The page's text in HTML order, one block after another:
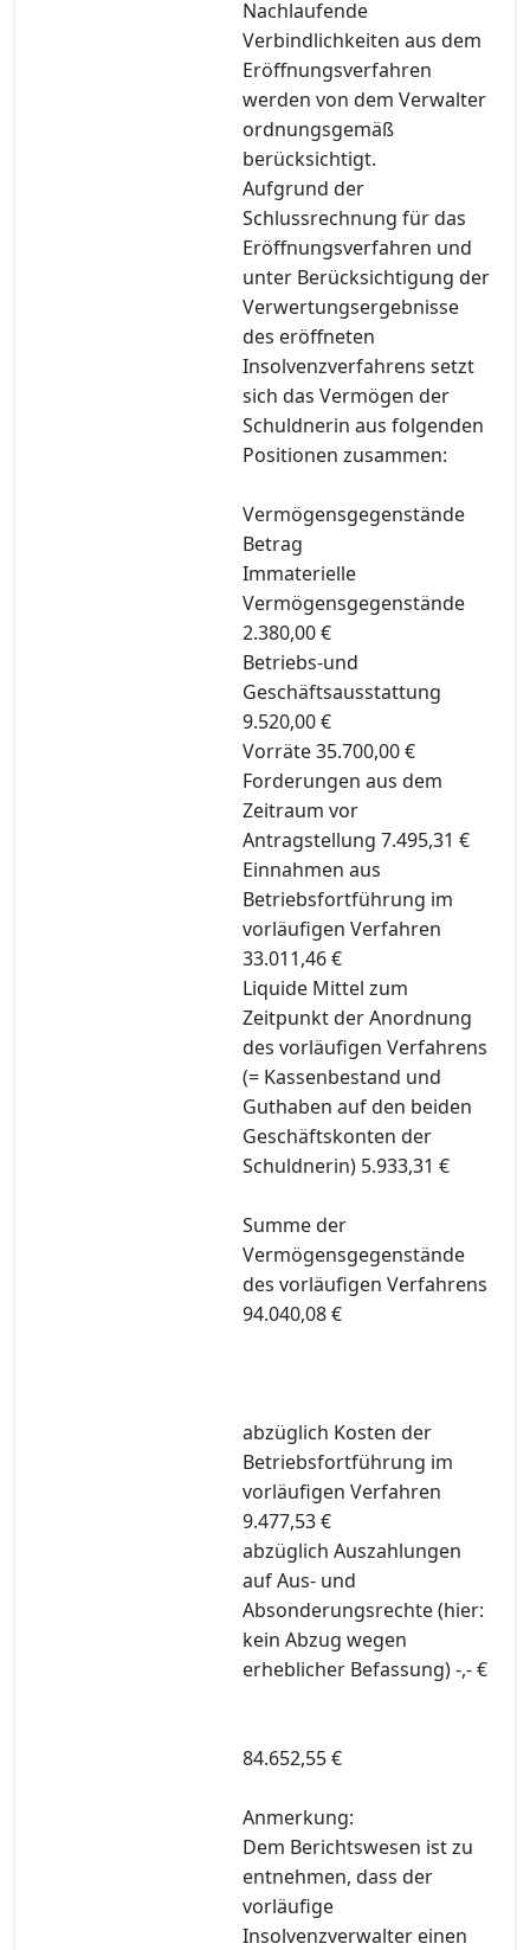
Nachlaufende
Verbindlichkeiten aus dem
Eröffnungsverfahren
werden von dem Verwalter
ordnungsgemäß
berücksichtigt.
Aufgrund der
Schlussrechnung für das
Eröffnungsverfahren und
unter Berücksichtigung der
Verwertungsergebnisse
des eröffneten
Insolvenzverfahrens setzt
sich das Vermögen der
Schuldnerin aus folgenden
Positionen zusammen:
Vermögensgegenstände
Betrag
Immaterielle
Vermögensgegenstände
2.380,00 €
Betriebs-und
Geschäftsausstattung
9.520,00 €
Vorräte 35.700,00 €
Forderungen aus dem
Zeitraum vor
Antragstellung 7.495,31 €
Einnahmen aus
Betriebsfortführung im
vorläufigen Verfahren
33.011,46 €
Liquide Mittel zum
Zeitpunkt der Anordnung
des vorläufigen Verfahrens
(= Kassenbestand und
Guthaben auf den beiden
Geschäftskonten der
Schuldnerin) 5.933,31 €
Summe der
Vermögensgegenstände
des vorläufigen Verfahrens
94.040,08 €
abzüglich Kosten der
Betriebsfortführung im
vorläufigen Verfahren
9.477,53 €
abzüglich Auszahlungen
auf Aus- und
Absonderungsrechte (hier:
kein Abzug wegen
erheblicher Befassung) -,- €
84.652,55 €
Anmerkung:
Dem Berichtswesen ist zu
entnehmen, dass der
vorläufige
Insolvenzverwalter einen